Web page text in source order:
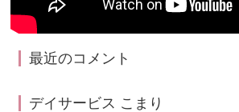
最近のコメント
デイサービス こまり